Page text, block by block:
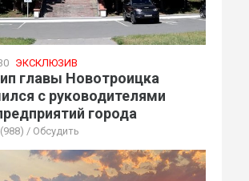
ЭКСКЛЮЗИВ
главы Новотроицка
с руководителями
города
/ Обсудить